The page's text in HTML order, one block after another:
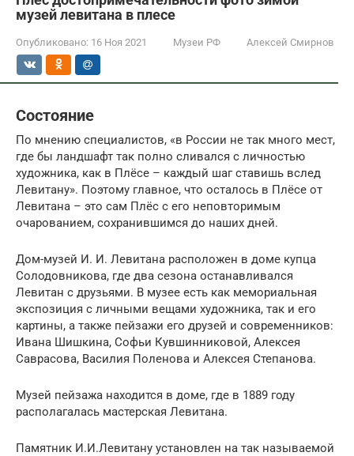
музей левитана в плесе
Опубликовано: 16 Ноя 2021 Музеи РФ Алексей Смирнов
Состояние
По мнению специалистов, «в России не так много мест,
где бы ландшафт так полно сливался с личностью
художника, как в Плёсе – каждый шаг ставишь вслед
Левитану». Поэтому главное, что осталось в Плёсе от
Левитана – это сам Плёс с его неповторимым
очарованием, сохранившимся до наших дней.
Дом-музей И. И. Левитана расположен в доме купца
Солодовникова, где два сезона останавливался
Левитан с друзьями. В музее есть как мемориальная
экспозиция с личными вещами художника, так и его
картины, а также пейзажи его друзей и современников:
Ивана Шишкина, Софьи Кувшинниковой, Алексея
Саврасова, Василия Поленова и Алексея Степанова.
Музей пейзажа находится в доме, где в 1889 году
располагалась мастерская Левитана.
Памятник И.И.Левитану установлен на так называемой